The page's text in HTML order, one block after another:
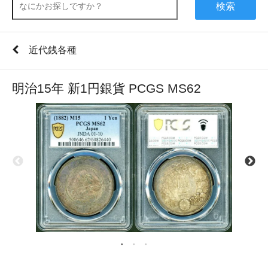
検索
近代銭各種
明治15年 新1円銀貨 PCGS MS62